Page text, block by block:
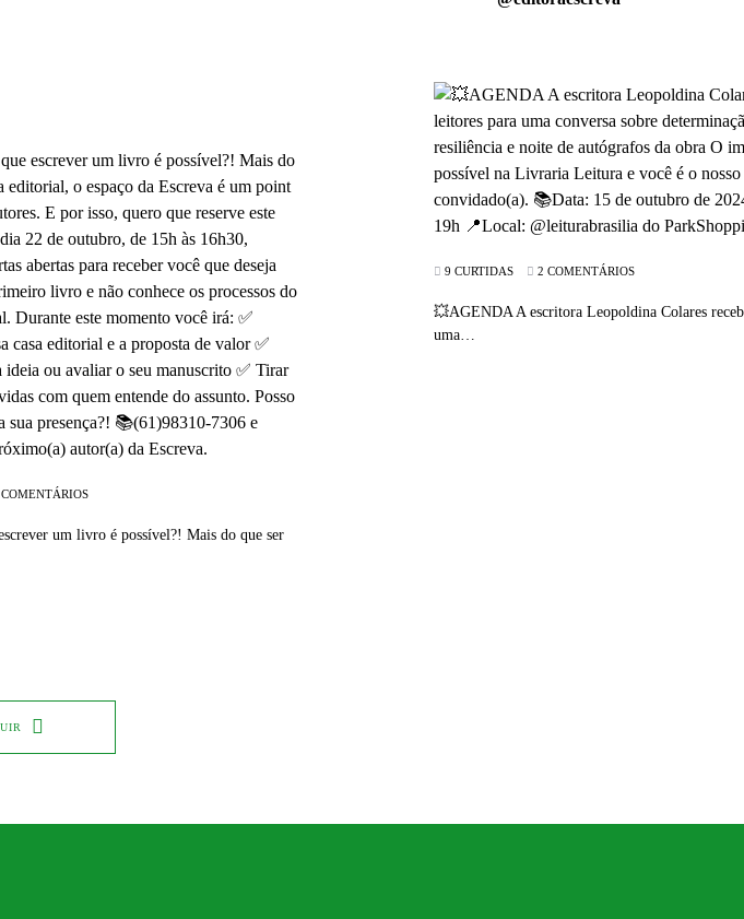
um livro é possível?! Mais do que ser
9 CURTIDAS 2 COMENTÁRIOS
💥AGENDA A escritora Leopoldina Colares
uma…